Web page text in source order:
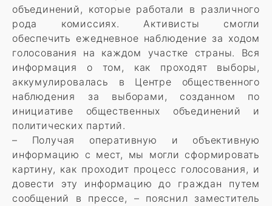
объединений, которые работали в различного
рода комиссиях. Активисты смогли
обеспечить ежедневное наблюдение за ходом
голосования на каждом участке страны. Вся
информация о том, как проходят выборы,
аккумулировалась в Центре общественного
наблюдения за выборами, созданном по
инициативе общественных объединений и
политических партий.
– Получая оперативную и объективную
информацию с мест, мы могли сформировать
картину, как проходит процесс голосования, и
довести эту информацию до граждан путем
сообщений в прессе, – пояснил заместитель